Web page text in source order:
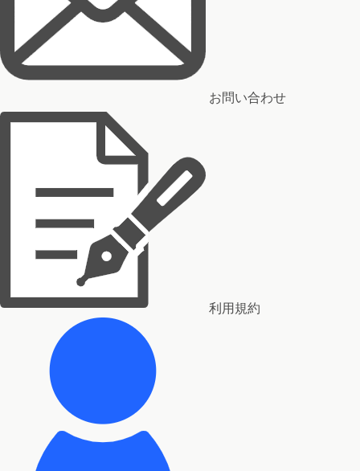
お問い合わせ
利用規約